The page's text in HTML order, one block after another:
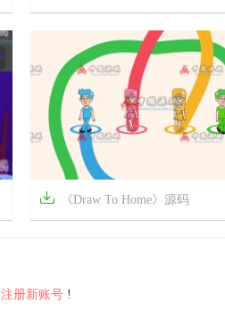
 《Draw To Home》源码
注册新账号 !